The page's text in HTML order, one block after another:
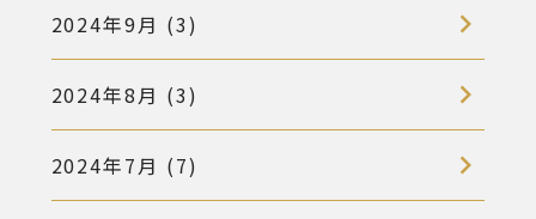
2024年9月 (3)
2024年8月 (3)
2024年7月 (7)